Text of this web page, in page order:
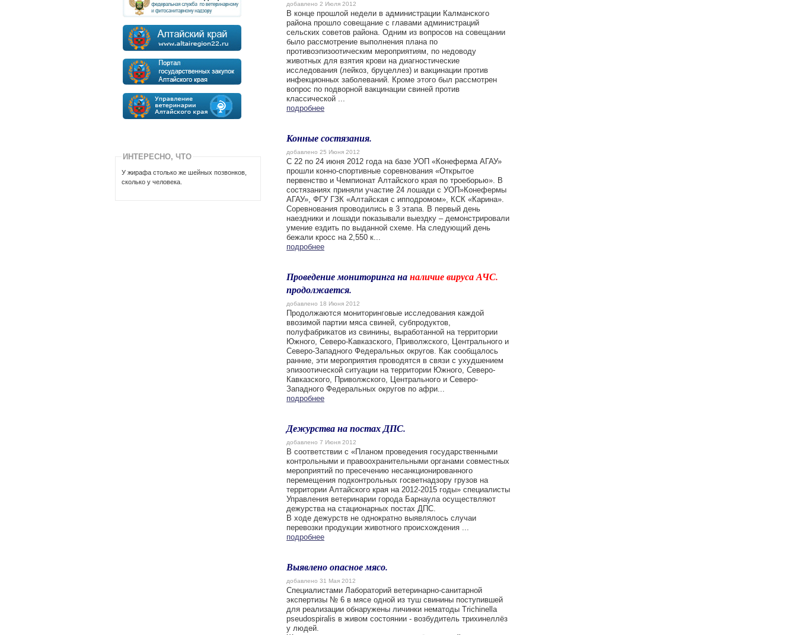
ИНТЕРЕСНО, ЧТО
У жирафа столько же шейных позвонков,
сколько у человека.
добавлено 2 Июля 2012
В конце прошлой недели в администрации Калманского
района прошло совещание с главами администраций
сельских советов района. Одним из вопросов на совещании
было рассмотрение выполнения плана по
противоэпизоотическим мероприятиям, по недоводу
животных для взятия крови на диагностические
исследования (лейкоз, бруцеллез) и вакцинации против
инфекционных заболеваний. Кроме этого был рассмотрен
вопрос по подворной вакцинации свиней против
классической ...
подробнее
Конные состязания.
добавлено 25 Июня 2012
С 22 по 24 июня 2012 года на базе УОП «Конеферма АГАУ»
прошли конно-спортивные соревнования «Открытое
первенство и Чемпионат Алтайского края по троеборью». В
состязаниях приняли участие 24 лошади с УОП»Конефермы
АГАУ», ФГУ ГЗК «Алтайская с ипподромом», КСК «Карина».
Соревнования проводились в 3 этапа. В первый день
наездники и лошади показывали выездку – демонстрировали
умение ездить по выданной схеме. На следующий день
бежали кросс на 2,550 к...
подробнее
Проведение мониторинга наналичие вируса АЧС.
продолжается.
добавлено 18 Июня 2012
Продолжаются мониторинговые исследования каждой
ввозимой партии мяса свиней, субпродуктов,
полуфабрикатов из свинины, выработанной на территории
Южного, Северо-Кавказского, Приволжского, Центрального и
Северо-Западного Федеральных округов. Как сообщалось
ранние, эти мероприятия проводятся в связи с ухудшением
эпизоотической ситуации на территории Южного, Северо-
Кавказского, Приволжского, Центрального и Северо-
Западного Федеральных округов по афри...
подробнее
Дежурства на постах ДПС.
добавлено 7 Июня 2012
В соответствии с «Планом проведения государственными
контрольными и правоохранительными органами совместных
мероприятий по пресечению несанкционированного
перемещения подконтрольных госветнадзору грузов на
территории Алтайского края на 2012-2015 годы» специалисты
Управления ветеринарии города Барнаула осуществляют
дежурства на стационарных постах ДПС.
В ходе дежурств не однократно выявлялось случаи
перевозки продукции животного происхождения ...
подробнее
Выявлено опасное мясо.
добавлено 31 Мая 2012
Специалистами Лабораторий ветеринарно-санитарной
экспертизы № 6 в мясе одной из туш свинины поступившей
для реализации обнаружены личинки нематоды Trichinella
pseudospiralis в живом состоянии - возбудитель трихинеллёз
у людей.